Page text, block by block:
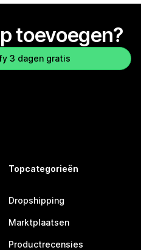
toevoegen?
3 dagen gratis
Topcategorieën
Dropshipping
Marktplaatsen
Productrecensies